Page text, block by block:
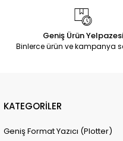
Geniş Ürün Yelpazesi
Binlerce ürün ve kampanya
KATEGORİLER
Geniş Format Yazıcı (Plotter)